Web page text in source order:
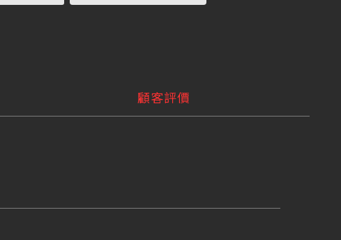
顧客評價